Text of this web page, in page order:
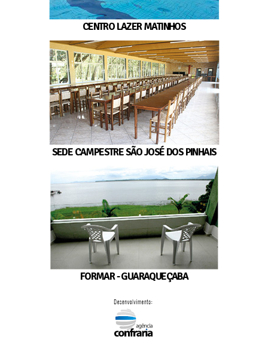
CENTRO LAZER MATINHOS
SEDE CAMPESTRE SÃO JOSÉ DOS PINHAIS
FORMAR - GUARAQUEÇABA